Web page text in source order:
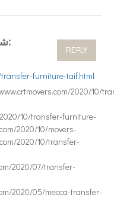
شركة نقل اثاث بالطائف:
furniture-taif.html
REPLY
2020/10/
2020/10/movers-
2020/10/transfer-
2020/07/transfer-
2020/05/mecca-transfer-